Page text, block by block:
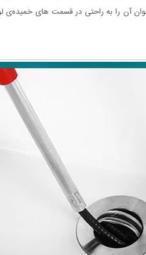
آن را به راحتی در قسمت های